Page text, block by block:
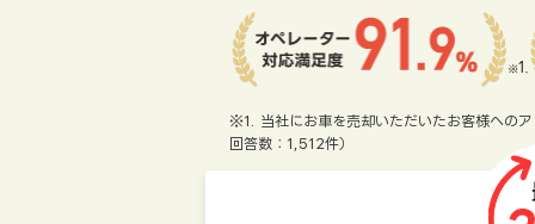
※1. 当社にお車を売却いただいたお客様への
回答数：1,512件）